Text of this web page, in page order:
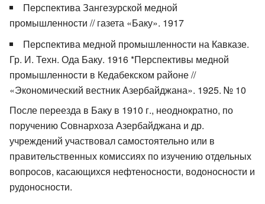
Перспектива Зангезурской медной
промышленности // газета «Баку». 1917
Перспектива медной промышленности на Кавказе.
Гр. И. Техн. Ода Баку. 1916 *Перспективы медной
промышленности в Кедабекском районе //
«Экономический вестник Азербайджана». 1925. № 10
После переезда в Баку в 1910 г., неоднократно, по
поручению Совнархоза Азербайджана и др.
учреждений участвовал самостоятельно или в
правительственных комиссиях по изучению отдельных
вопросов, касающихся нефтеносности, водоносности и
рудоносности.